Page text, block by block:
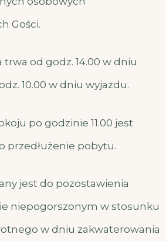
Gości.
od godz. 14.00 w dniu
10.00 w dniu wyjazdu.
po godzinie 11.00 jest
przedłużenie pobytu.
jest do pozostawienia
niepogorszonym w stosunku
w dniu zakwaterowania